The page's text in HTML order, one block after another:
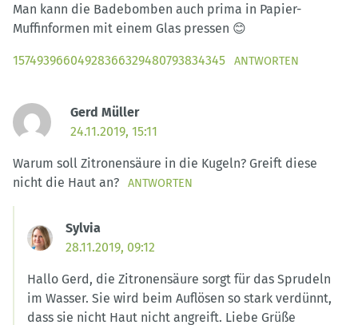
Man kann die Badebomben auch prima in Papier-
Muffinformen mit einem Glas pressen 😊
15749396604928366329480793834345 ANTWORTEN
Gerd Müller
24.11.2019, 15:11
Warum soll Zitronensäure in die Kugeln? Greift diese
nicht die Haut an?
ANTWORTEN
Sylvia
28.11.2019, 09:12
Hallo Gerd, die Zitronensäure sorgt für das Sprudeln
im Wasser. Sie wird beim Auflösen so stark verdünnt,
dass sie nicht Haut nicht angreift. Liebe Grüße